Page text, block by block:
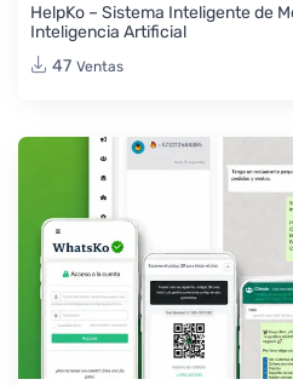
HelpKo – Sistema Inteligente de
Inteligencia Artificial
47 Ventas